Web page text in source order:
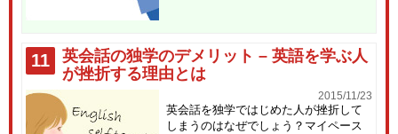
11
英会話の独学のデメリット – 英語を学ぶ人
が挫折する理由とは
2015/11/23
英会話を独学ではじめた人が挫折して
しまうのはなぜでしょう？マイペース